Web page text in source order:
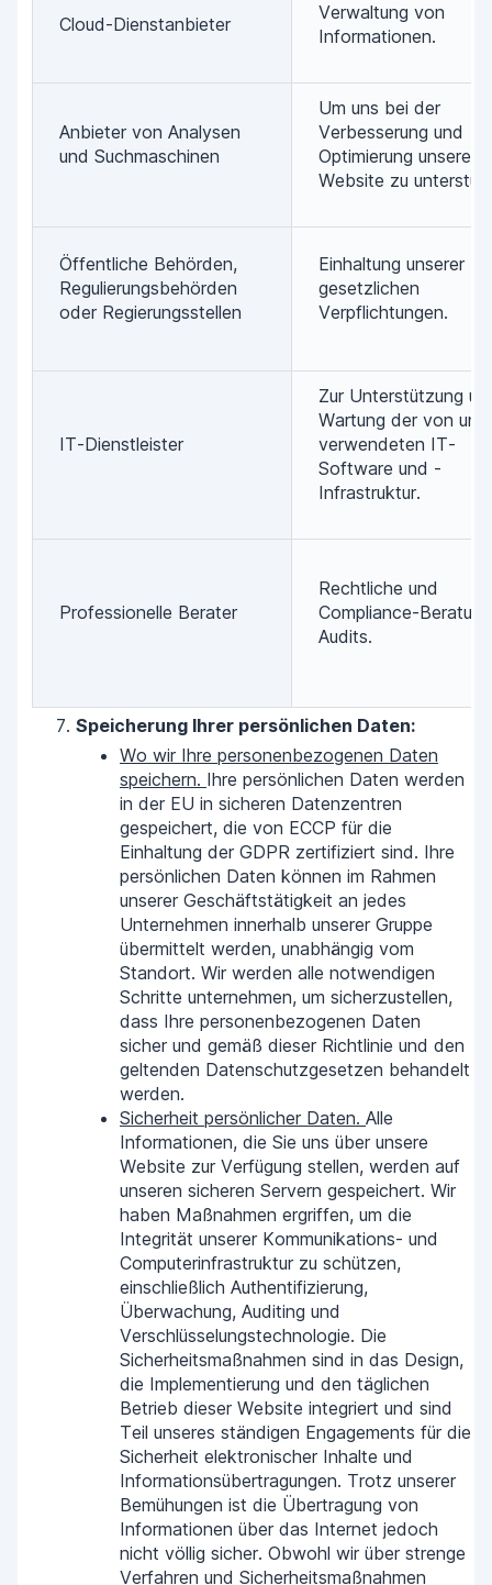
Cloud-Dienstanbieter
Verwaltung von
Informationen.
Anbieter von Analysen
und Suchmaschinen
Um uns bei der
Verbesserung und
Optimierung unserer
Website zu
Öffentliche Behörden,
Regulierungsbehörden
oder Regierungsstellen
Einhaltung unserer
gesetzlichen
Verpflichtungen.
IT-Dienstleister
Zur Unterstützung
Wartung der von uns
verwendeten IT-
Software und -
Infrastruktur.
Professionelle Berater
Rechtliche und
Compliance-
Audits.
Speicherung Ihrer persönlichen Daten:
Wo wir Ihre personenbezogenen Daten
speichern. Ihre persönlichen Daten werden
in der EU in sicheren Datenzentren
gespeichert, die von ECCP für die
Einhaltung der GDPR zertifiziert sind. Ihre
persönlichen Daten können im Rahmen
unserer Geschäftstätigkeit an jedes
Unternehmen innerhalb unserer Gruppe
übermittelt werden, unabhängig vom
Standort. Wir werden alle notwendigen
Schritte unternehmen, um sicherzustellen,
dass Ihre personenbezogenen Daten
sicher und gemäß dieser Richtlinie und den
geltenden Datenschutzgesetzen behandelt
werden.
Sicherheit persönlicher Daten. Alle
Informationen, die Sie uns über unsere
Website zur Verfügung stellen, werden auf
unseren sicheren Servern gespeichert. Wir
haben Maßnahmen ergriffen, um die
Integrität unserer Kommunikations- und
Computerinfrastruktur zu schützen,
einschließlich Authentifizierung,
Überwachung, Auditing und
Verschlüsselungstechnologie. Die
Sicherheitsmaßnahmen sind in das Design,
die Implementierung und den täglichen
Betrieb dieser Website integriert und sind
Teil unseres ständigen Engagements für die
Sicherheit elektronischer Inhalte und
Informationsübertragungen. Trotz unserer
Bemühungen ist die Übertragung von
Informationen über das Internet jedoch
nicht völlig sicher. Obwohl wir über strenge
Verfahren und Sicherheitsmaßnahmen